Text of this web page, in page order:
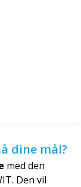
dine mål?
med den
Den vil